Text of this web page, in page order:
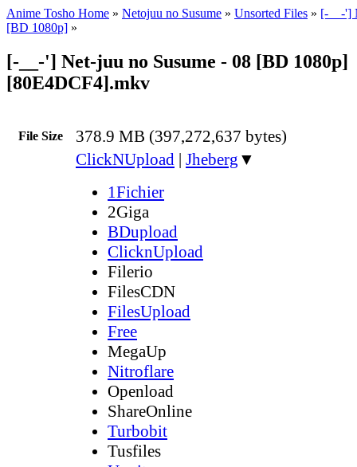
Anime Tosho Home » Netojuu no Susume » Unsorted Files » [-__-']
[BD 1080p] »
[-__-'] Net-juu no Susume - 08 [BD 1080p]
[80E4DCF4].mkv
File Size 378.9 MB (397,272,637 bytes)
ClickNUpload | Jheberg ▼
1Fichier
2Giga
BDupload
ClicknUpload
Filerio
FilesCDN
FilesUpload
Free
MegaUp
Nitroflare
Openload
ShareOnline
Turbobit
Tusfiles